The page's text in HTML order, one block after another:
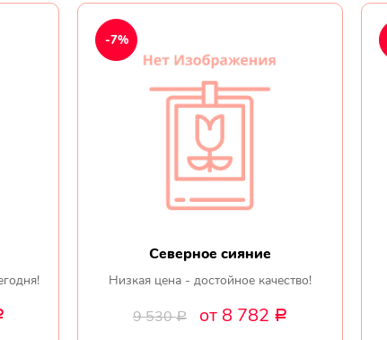
Северное сияние
Низкая цена - достойное качество!
9 530Р от 8 782 Р
-7%